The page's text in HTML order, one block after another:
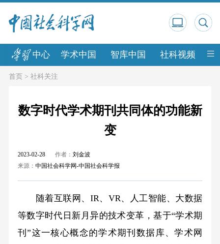
中心 学术中国 智库中国 社科视频 中
首页> 社科关注
数字时代学术期刊共同体的功能新
变
2023-02-28 作者： 刘金波
来源： 中国社会科学网-中国社会科学报
随着互联网、IR、VR、人工智能、大数据
等数字时代日新月异的技术变革，基于“学术期
刊”这一核心概念的学术期刊数据库、学术网